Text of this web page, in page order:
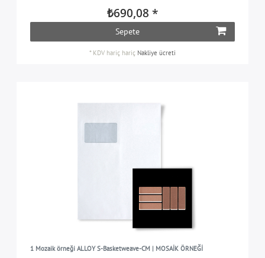
₺690,08 *
Sepete
* KDV hariç hariç Nakliye ücreti
1 Mozaik örneği ALLOY S-Basketweave-CM | MOSAİK ÖRNEĞİ